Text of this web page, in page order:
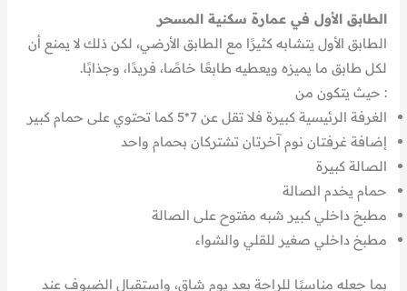
الطابق الأول في عمارة سكنية المسحر
الطابق الأول يتشابه كثيرًا مع الطابق الأرضي، لكن ذلك لا يمنع أن
لكل طابق ما يميزه ويعطيه طابعًا خاصًا، فريدًا، وجذابًا.
: حيث يتكون من
الغرفة الرئيسية كبيرة فلا تقل عن 7*5 كما تحتوي على حمام كبير
إضافة غرفتان نوم آخرتان تشتركان بحمام واحد
الصالة كبيرة
حمام يخدم الصالة
مطبخ داخلي كبير شبه مفتوح على الصالة
مطبخ داخلي صغير للقلي والشواء
بما جعله مناسبًا للراحة بعد يوم شاق، واستقبال الضيوف عند